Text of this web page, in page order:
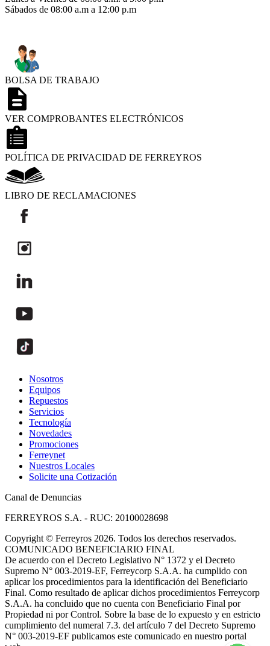
Sábados de 08:00 a.m a 12:00 p.m
BOLSA DE TRABAJO
VER COMPROBANTES ELECTRÓNICOS
POLÍTICA DE PRIVACIDAD DE FERREYROS
LIBRO DE RECLAMACIONES
Nosotros
Equipos
Repuestos
Servicios
Tecnología
Novedades
Promociones
Ferreynet
Nuestros Locales
Solicite una Cotización
Canal de Denuncias
FERREYROS S.A. - RUC: 20100028698
Copyright © Ferreyros 2026. Todos los derechos reservados.
COMUNICADO BENEFICIARIO FINAL
De acuerdo con el Decreto Legislativo N° 1372 y el Decreto
Supremo N° 003-2019-EF, Ferreycorp S.A.A. ha cumplido con
aplicar los procedimientos para la identificación del Beneficiario
Final. Como resultado de aplicar dichos procedimientos Ferreycorp
S.A.A. ha concluido que no cuenta con Beneficiario Final por
Propiedad ni por Control. Sobre la base de lo expuesto y en estricto
cumplimiento del numeral 7.3. del artículo 7 del Decreto Supremo
N° 003-2019-EF publicamos este comunicado en nuestro portal